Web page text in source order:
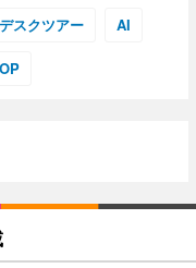
スクツアー AI